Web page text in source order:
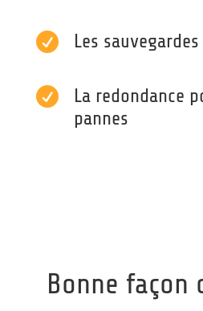
 Les

La redondance
pannes
Bonne façon